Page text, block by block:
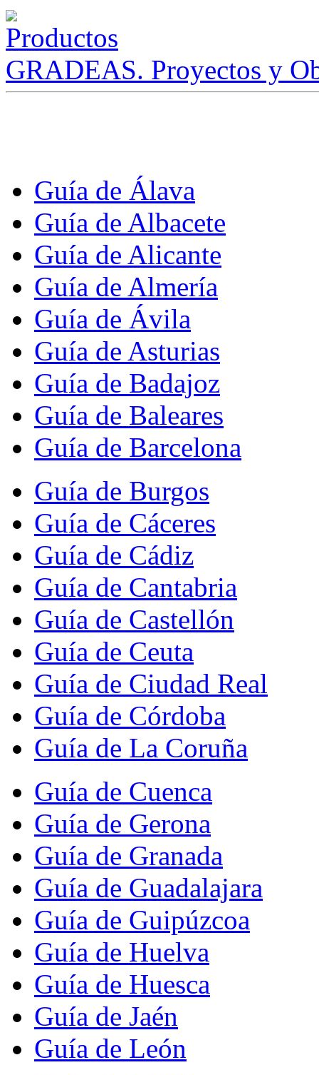
GRADEAS. Proyectos y
Guía de Álava
Guía de Albacete
Guía de Alicante
Guía de Almería
Guía de Ávila
Guía de Asturias
Guía de Badajoz
Guía de Baleares
Guía de Barcelona
Guía de Burgos
Guía de Cáceres
Guía de Cádiz
Guía de Cantabria
Guía de Castellón
Guía de Ceuta
Guía de Ciudad Real
Guía de Córdoba
Guía de La Coruña
Guía de Cuenca
Guía de Gerona
Guía de Granada
Guía de Guadalajara
Guía de Guipúzcoa
Guía de Huelva
Guía de Huesca
Guía de Jaén
Guía de León